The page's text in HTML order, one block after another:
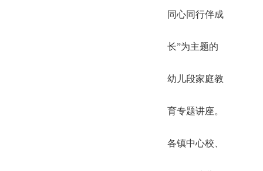
同心同行伴成
长”为主题的
幼儿段家庭教
育专题讲座。
各镇中心校、